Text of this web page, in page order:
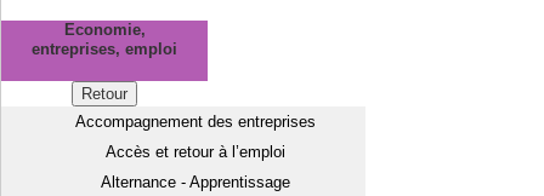
Economie,
entreprises, emploi
Retour
Accompagnement des entreprises
Accès et retour à l’emploi
Alternance - Apprentissage